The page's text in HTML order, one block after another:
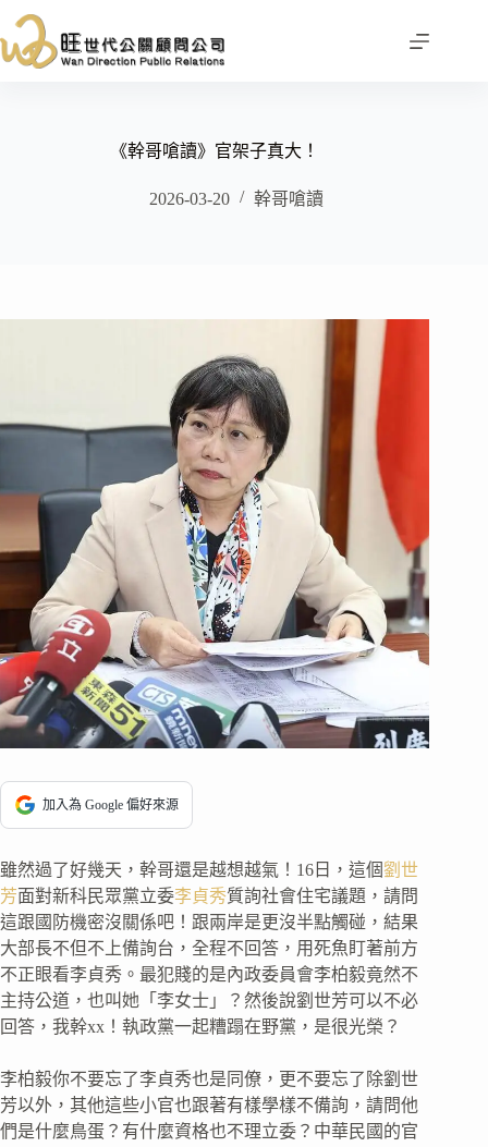
至
主
《幹哥嗆讀》官架子真大！
2026-03-20 幹哥嗆讀
加入為 Google 偏好來源
雖然過了好幾天，幹哥還是越想越氣！16日，這個劉世
芳面對新科民眾黨立委李貞秀質詢社會住宅議題，請問
這跟國防機密沒關係吧！跟兩岸是更沒半點觸碰，結果
大部長不但不上備詢台，全程不回答，用死魚盯著前方
不正眼看李貞秀。最犯賤的是內政委員會李柏毅竟然不
主持公道，也叫她「李女士」？然後說劉世芳可以不必
回答，我幹xx！執政黨一起糟蹋在野黨，是很光榮？
李柏毅你不要忘了李貞秀也是同僚，更不要忘了除劉世
芳以外，其他這些小官也跟著有樣學樣不備詢，請問他
們是什麼鳥蛋？有什麼資格也不理立委？中華民國的官